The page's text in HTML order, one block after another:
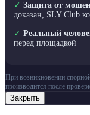
✓ Защита от
доказан, SLY Club
✓ Реальный
перед площадкой
При возникновении
производится после
Закрыть